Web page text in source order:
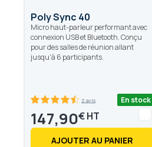
Poly Sync 40
Micro haut-parleur performant avec
connexion USB et Bluetooth. Conçu
pour des salles de réunion allant
jusqu'à 6 participants.
2 avis En stock
147,90€
AJOUTER AU PANIER